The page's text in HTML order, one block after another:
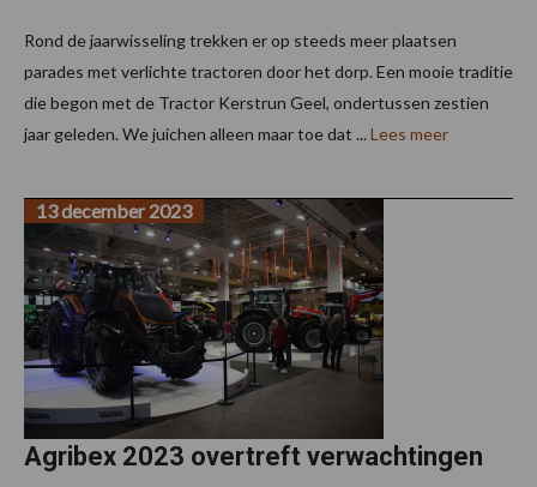
Rond de jaarwisseling trekken er op steeds meer plaatsen
parades met verlichte tractoren door het dorp. Een mooie traditie
die begon met de Tractor Kerstrun Geel, ondertussen zestien
jaar geleden. We juichen alleen maar toe dat ... Lees meer
Agribex 2023 overtreft verwachtingen
13 december 2023